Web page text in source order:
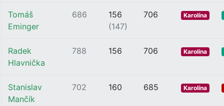
Tomáš
Eminger
686
156
(147)
706 Karolína
Radek
Hlavnička
788 156 706 Karolína
Stanislav
Mančík
702 160 685 Karolína